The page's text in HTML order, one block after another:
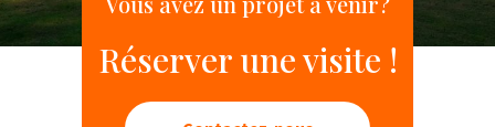
Réserver une visite !